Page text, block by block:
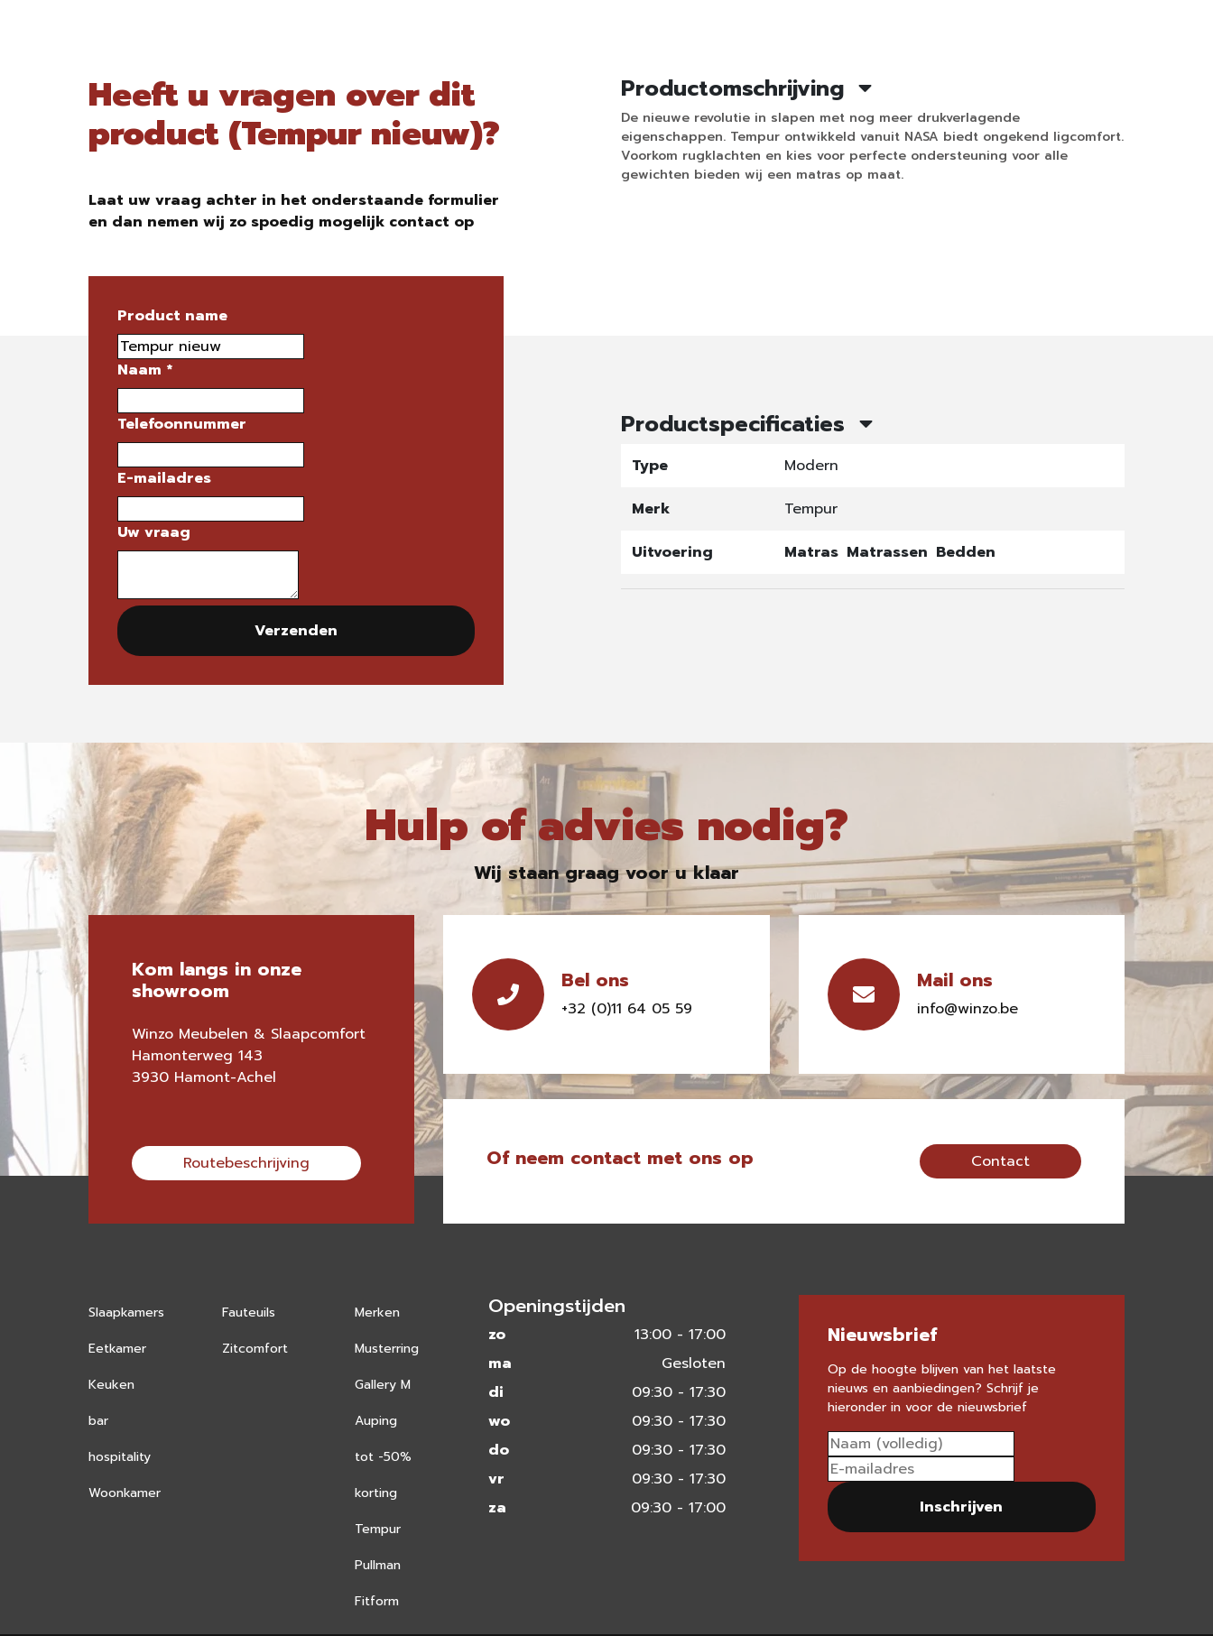
Heeft u vragen over dit
product (Tempur nieuw)?
Laat uw vraag achter in het onderstaande formulier
en dan nemen wij zo spoedig mogelijk contact op
Product name
Naam *
Telefoonnummer
E-mailadres
Uw vraag
Verzenden
Productomschrijving
De nieuwe revolutie in slapen met nog meer drukverlagende
eigenschappen. Tempur ontwikkeld vanuit NASA biedt ongekend ligcomfort.
Voorkom rugklachten en kies voor perfecte ondersteuning voor alle
gewichten bieden wij een matras op maat.
Productspecificaties
Type
Modern
Merk
Tempur
Uitvoering
Matras Matrassen Bedden
Hulp of advies nodig?
Wij staan graag voor u klaar
Kom langs in onze
showroom
Winzo Meubelen & Slaapcomfort
Hamonterweg 143
3930 Hamont-Achel
Routebeschrijving
Bel ons
+32 (0)11 64 05 59
Mail ons
info@winzo.be
Of neem contact met ons op Contact
Slaapkamers
Eetkamer
Keuken
bar
hospitality
Woonkamer
Fauteuils
Zitcomfort
Merken
Musterring
Gallery M
Auping
tot -50%
korting
Tempur
Pullman
Fitform
Openingstijden
zo
13:00 - 17:00
ma
Gesloten
di
09:30 - 17:30
wo
09:30 - 17:30
do
09:30 - 17:30
vr
09:30 - 17:30
za
09:30 - 17:00
Nieuwsbrief
Op de hoogte blijven van het laatste
nieuws en aanbiedingen? Schrijf je
hieronder in voor de nieuwsbrief
Inschrijven